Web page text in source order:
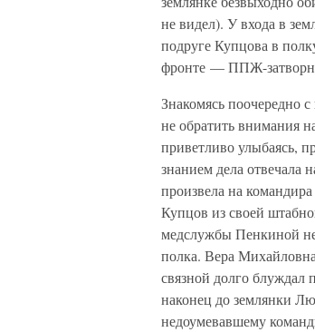
не видел). У входа в
подруге Купцова в
фронте — ППЖ-
Знакомясь поочередно
не обратить внимания
приветливо улыбаясь,
знанием дела
произвела на
Купцов из своей
медслужбы Пенкиной
полка. Вера
связной долго
наконец до землянки
недоумевавшему